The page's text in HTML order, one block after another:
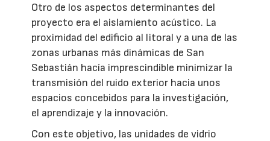
Otro de los aspectos determinantes del
proyecto era el aislamiento acústico. La
proximidad del edificio al litoral y a una de las
zonas urbanas más dinámicas de San
Sebastián hacía imprescindible minimizar la
transmisión del ruido exterior hacia unos
espacios concebidos para la investigación,
el aprendizaje y la innovación.
Con este objetivo, las unidades de vidrio